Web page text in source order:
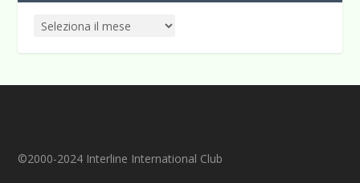
©2000-2024 Interline International Club